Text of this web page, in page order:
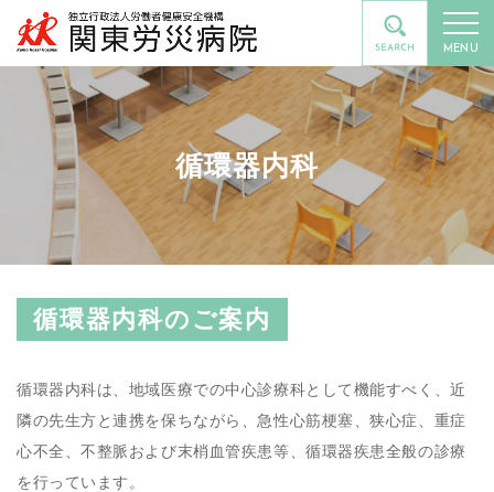
MENU
循環器内科
循環器内科のご案内
循環器内科は、地域医療での中心診療科として機能すべく、近
隣の先生方と連携を保ちながら、急性心筋梗塞、狭心症、重症
心不全、不整脈および末梢血管疾患等、循環器疾患全般の診療
を行っています。